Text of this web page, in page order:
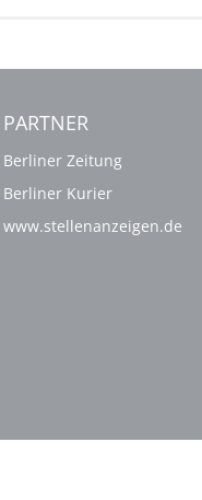
PARTNER
Berliner Zeitung
Berliner Kurier
www.stellenanzeigen.de